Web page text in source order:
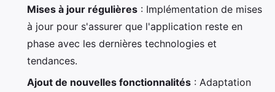
Mises à jour régulières : Implémentation de mises
à jour pour s'assurer que l'application reste en
phase avec les dernières technologies et
tendances.
Ajout de nouvelles fonctionnalités : Adaptation